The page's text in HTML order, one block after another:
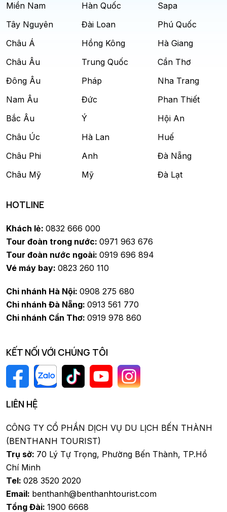
Miền Nam
Tây Nguyên
Châu Á
Châu Âu
Đông Âu
Nam Âu
Bắc Âu
Châu Úc
Châu Phi
Châu Mỹ
Hàn Quốc
Đài Loan
Hồng Kông
Trung Quốc
Pháp
Đức
Ý
Hà Lan
Anh
Mỹ
Sapa
Phú Quốc
Hà Giang
Cần Thơ
Nha Trang
Phan Thiết
Hội An
Huế
Đà Nẵng
Đà Lạt
HOTLINE
Khách lẻ: 0832 666 000
Tour đoàn trong nước: 0971 963 676
Tour đoàn nước ngoài: 0919 696 894
Vé máy bay: 0823 260 110
Chi nhánh Hà Nội: 0908 275 680
Chi nhánh Đà Nẵng: 0913 561 770
Chi nhánh Cần Thơ: 0919 978 860
KẾT NỐI VỚI CHÚNG TÔI
LIÊN HỆ
CÔNG TY CỔ PHẦN DỊCH VỤ DU LỊCH BẾN THÀNH
(BENTHANH TOURIST)
Trụ sở: 70 Lý Tự Trọng, Phường Bến Thành, TP.Hồ
Chí Minh
Tel: 028 3520 2020
Email: benthanh@benthanhtourist.com
Tổng Đài: 1900 6668